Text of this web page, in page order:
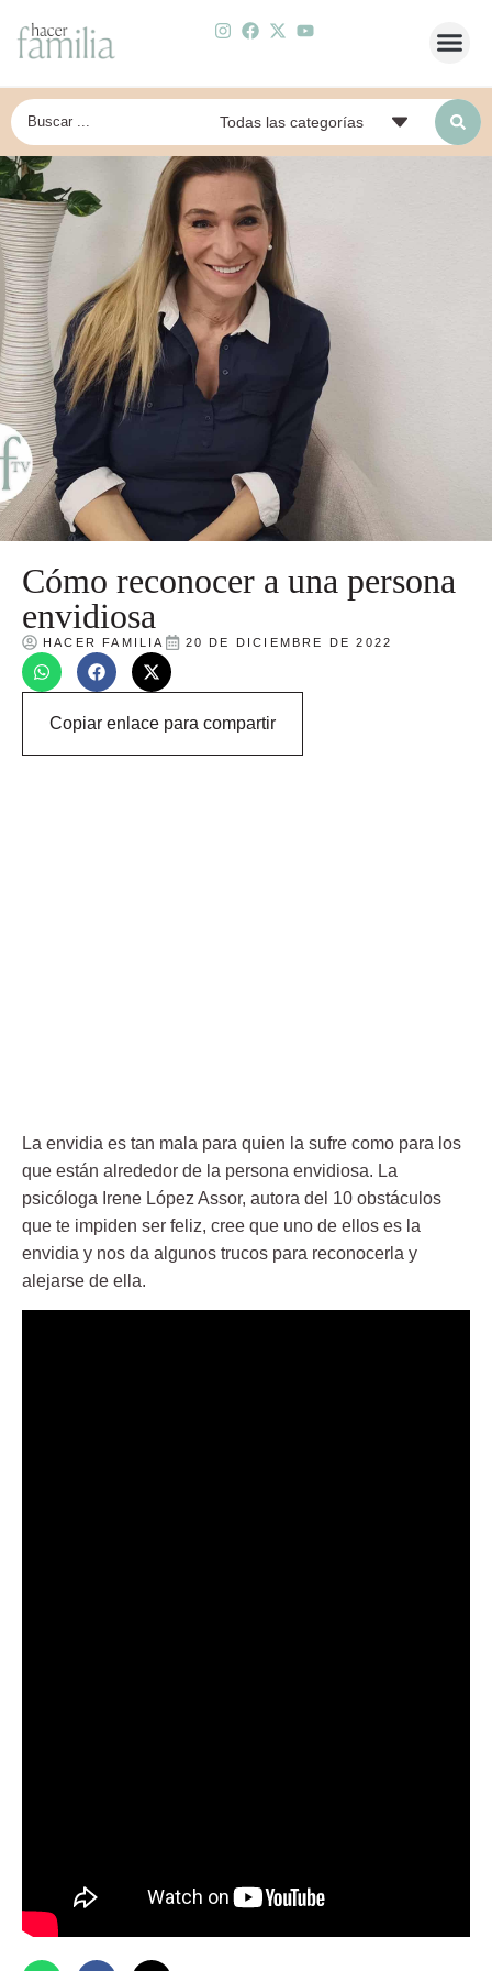
Cómo reconocer a una persona
envidiosa
HACER FAMILIA 20 DE DICIEMBRE DE 2022
Copiar enlace para compartir
La envidia es tan mala para quien la sufre como para los
que están alrededor de la persona envidiosa. La
psicóloga Irene López Assor, autora del 10 obstáculos
que te impiden ser feliz, cree que uno de ellos es la
envidia y nos da algunos trucos para reconocerla y
alejarse de ella.